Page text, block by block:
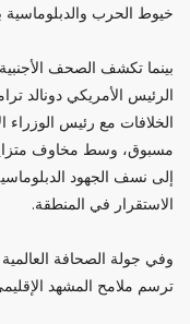
خيوط الحرب
بينما تكشف الصحف
الرئيس الأمريكي دونالد
الخلافات مع رئيس الوزراء
مسبوق، وسط مخاوف
إلى نسف الجهود
الاستقرار في المنطقة.
وفي جولة الصحافة
ترسم ملامح المشهد